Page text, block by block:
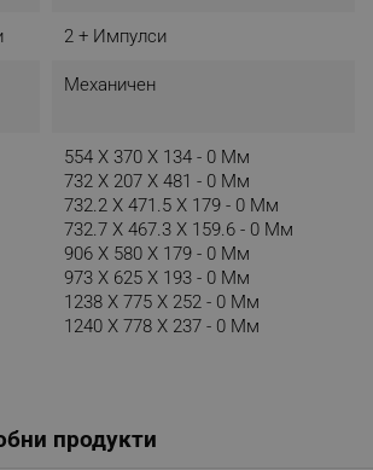
2 + Импулси
Механичен
554 X 370 X 134 - 0 Мм
732 X 207 X 481 - 0 Мм
732.2 X 471.5 X 179 - 0 Мм
732.7 X 467.3 X 159.6 - 0 Мм
906 X 580 X 179 - 0 Мм
973 X 625 X 193 - 0 Мм
1238 X 775 X 252 - 0 Мм
1240 X 778 X 237 - 0 Мм
продукти